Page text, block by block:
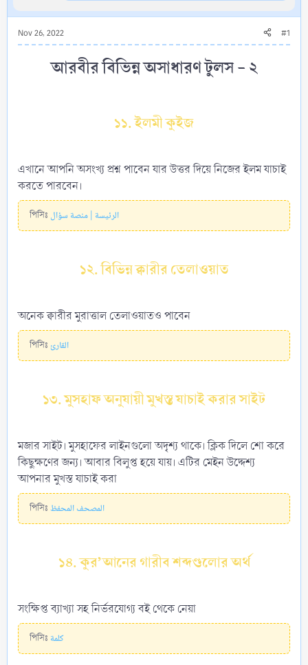
Nov 26, 2022 #1
আরবীর বিভিন্ন অসাধারণ টুলস - ২​
১১. ইলমী কুইজ
এখানে আপনি অসংখ্য প্রশ্ন পাবেন যার উত্তর দিয়ে নিজের ইলম যাচাই
করতে পারবেন।
পিসিঃ الرئيسة | منصة سؤال
১২. বিভিন্ন ক্বারীর তেলাওয়াত
অনেক ক্বারীর মুরাত্তাল তেলাওয়াতও পাবেন
পিসিঃ القارئ
১৩. মুসহাফ অনুযায়ী মুখস্ত যাচাই করার সাইট
মজার সাইট। মুসহাফের লাইনগুলো অদৃশ্য থাকে। ক্লিক দিলে শো করে
কিছুক্ষণের জন্য। আবার বিলুপ্ত হয়ে যায়। এটির মেইন উদ্দেশ্য
আপনার মুখস্ত যাচাই করা
পিসিঃ المصحف المحفظ
১৪. কুর’আনের গারীব শব্দগুলোর অর্থ
সংক্ষিপ্ত ব্যাখ্যা সহ নির্ভরযোগ্য বই থেকে নেয়া
পিসিঃ كلمة